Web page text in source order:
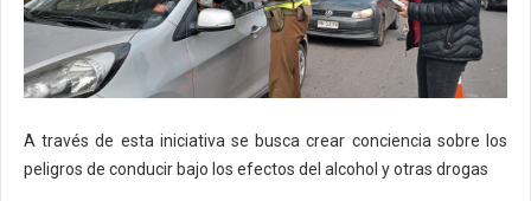
A través de esta iniciativa se busca crear conciencia sobre los
peligros de conducir bajo los efectos del alcohol y otras drogas